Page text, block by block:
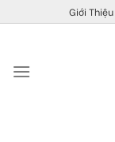
to
Giới Thiệu